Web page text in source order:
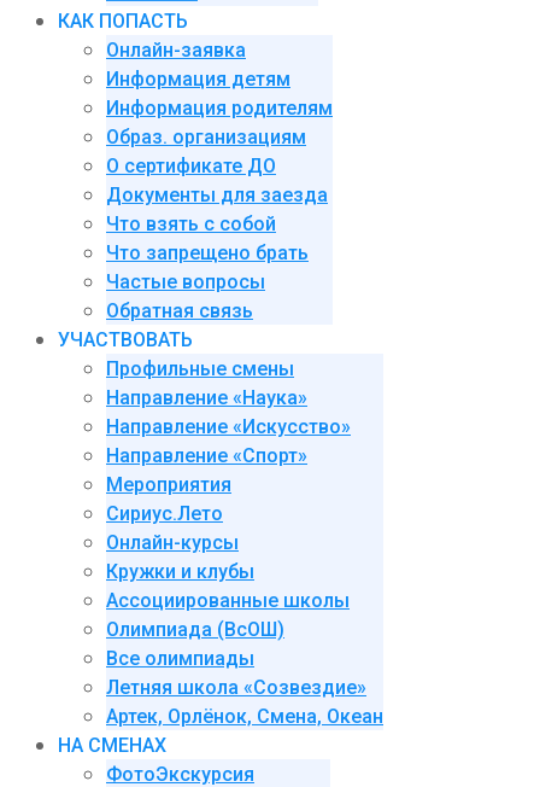
КАК ПОПАСТЬ
Онлайн-заявка
Информация детям
Информация родителям
Образ. организациям
О сертификате ДО
Документы для заезда
Что взять с собой
Что запрещено брать
Частые вопросы
Обратная связь
УЧАСТВОВАТЬ
Профильные смены
Направление «Наука»
Направление «Искусство»
Направление «Спорт»
Мероприятия
Сириус.Лето
Онлайн-курсы
Кружки и клубы
Ассоциированные школы
Олимпиада (ВсОШ)
Все олимпиады
Летняя школа «Созвездие»
Артек, Орлёнок, Смена, Океан
НА СМЕНАХ
ФотоЭкскурсия